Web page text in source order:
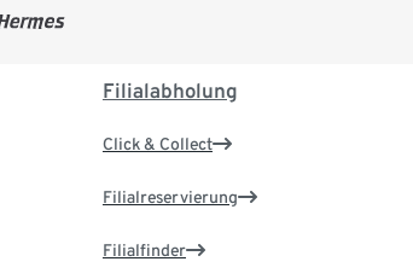
Filialabholung
Click & Collect
Filialreservierung
Filialfinder